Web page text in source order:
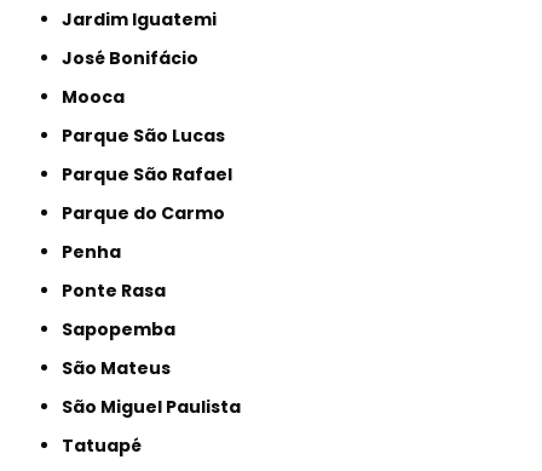
Jardim Iguatemi
José Bonifácio
Mooca
Parque São Lucas
Parque São Rafael
Parque do Carmo
Penha
Ponte Rasa
Sapopemba
São Mateus
São Miguel Paulista
Tatuapé